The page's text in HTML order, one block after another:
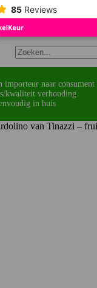
85 Reviews
importeur naar consument
kwaliteit verhouding
in huis